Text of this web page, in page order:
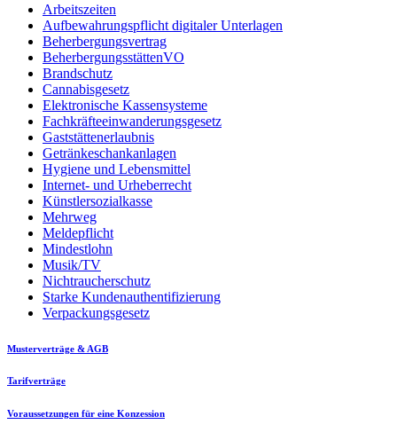
Arbeitszeiten
Aufbewahrungspflicht digitaler Unterlagen
Beherbergungsvertrag
BeherbergungsstättenVO
Brandschutz
Cannabisgesetz
Elektronische Kassensysteme
Fachkräfteeinwanderungsgesetz
Gaststättenerlaubnis
Getränkeschankanlagen
Hygiene und Lebensmittel
Internet- und Urheberrecht
Künstlersozialkasse
Mehrweg
Meldepflicht
Mindestlohn
Musik/TV
Nichtraucherschutz
Starke Kundenauthentifizierung
Verpackungsgesetz
Musterverträge & AGB
Tarifverträge
Voraussetzungen für eine Konzession